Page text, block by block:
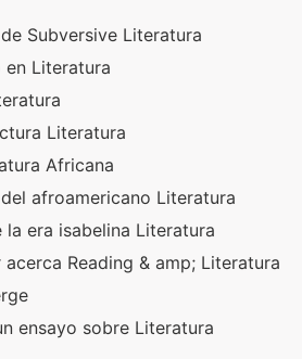
Subversive Literatura
en Literatura
Literatura
Africana
afroamericano Literatura
la era isabelina Literatura
Reading & amp; Literatura
ensayo sobre Literatura